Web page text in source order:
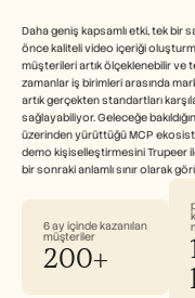
Daha geniş kapsamlı etki, tek bir
önce kaliteli video içeriği
müşterileri artık ölçeklenebilir ve
zamanlar iş birimleri arasında
artık gerçekten standartları
sağlayabiliyor. Geleceğe
üzerinden yürüttüğü MCP
demo kişiselleştirmesini Trupeer
bir sonraki anlamlı sınır olarak
6 ay içinde kazanılan
müşteriler
200+